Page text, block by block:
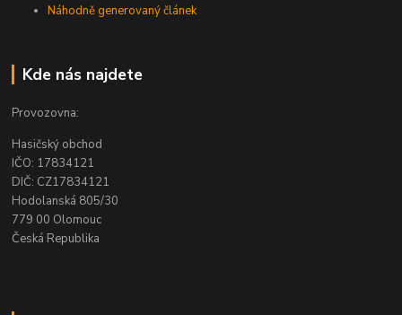
Náhodně generovaný článek
Kde nás najdete
Provozovna:
Hasičský obchod
IČO: 17834121
DIČ: CZ17834121
Hodolanská 805/30
779 00 Olomouc
Česká Republika